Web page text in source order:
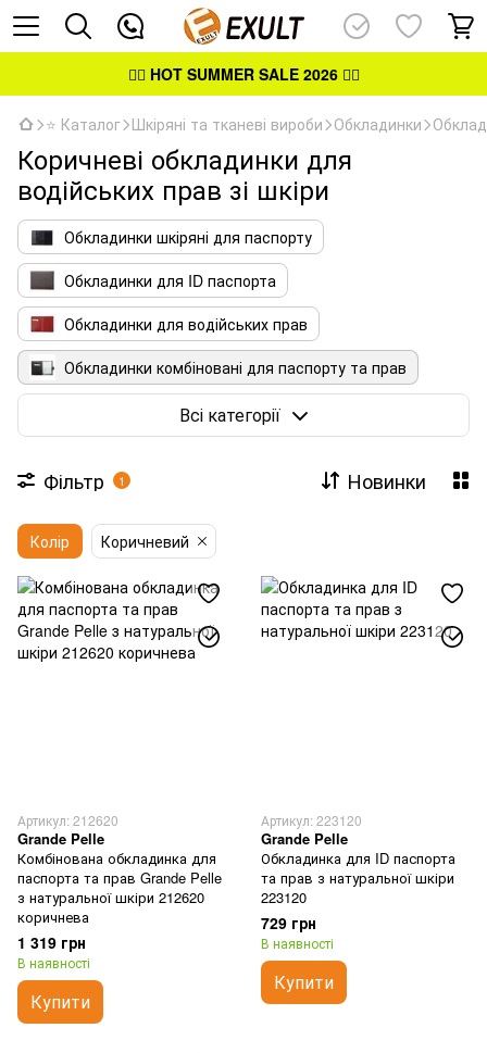
👉🏻 HOT SUMMER SALE 2026👈🏻
⭐ Каталог Шкіряні та тканеві вироби Обкладинки
Коричневі обкладинки для
водійських прав зі шкіри
Обкладинки шкіряні для паспорту
Обкладинки для ID паспорта
Обкладинки для водійських прав
Обкладинки комбіновані для паспорту та прав
Обкладинки для посвідчень
Всі категорії
Фільтр 1 Новинки
Колір Коричневий
Артикул: 212620
Grande Pelle
Комбінована обкладинка для
паспорта та прав Grande Pelle
з натуральної шкіри 212620
коричнева
1 319 грн
В наявності
Купити
Артикул: 223120
Grande Pelle
Обкладинка для ID паспорта
та прав з натуральної шкіри
223120
729 грн
В наявності
Купити